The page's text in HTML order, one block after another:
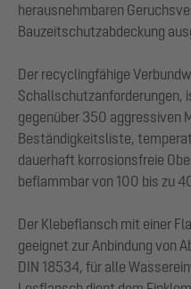
herausnehmbaren
Bauzeitschutzabdeckung
Der recyclingfähige
Schallschutzanforderungen,
gegenüber 350 aggressiven
Beständigkeitsliste,
dauerhaft korrosionsfreie
beflammbar von 100 bis zu
Der Klebeflansch mit einer
geeignet zur Anbindung von
DIN 18534, für alle